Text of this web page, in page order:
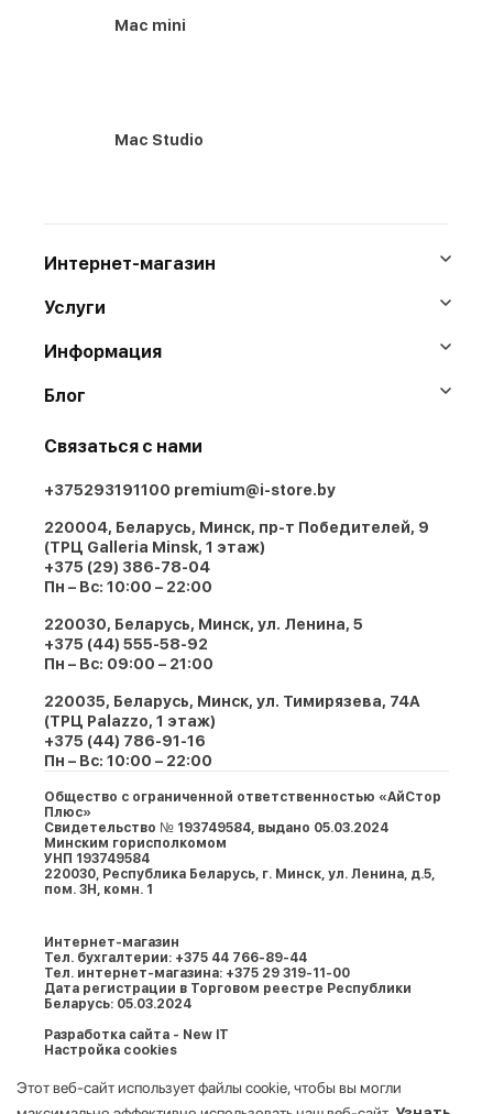
Mac mini
Mac Studio
Интернет-магазин
Услуги
Информация
Блог
Связаться с нами
+375293191100 premium@i-store.by
220004, Беларусь, Минск, пр-т Победителей, 9
(ТРЦ Galleria Minsk, 1 этаж)
+375 (29) 386-78-04
Пн – Вс: 10:00 – 22:00
220030, Беларусь, Минск, ул. Ленина, 5
+375 (44) 555-58-92
Пн – Вс: 09:00 – 21:00
220035, Беларусь, Минск, ул. Тимирязева, 74A
(ТРЦ Palazzo, 1 этаж)
+375 (44) 786-91-16
Пн – Вс: 10:00 – 22:00
Общество с ограниченной ответственностью «АйСтор
Плюс»
Свидетельство № 193749584, выдано 05.03.2024
Минским горисполкомом
УНП 193749584
220030, Республика Беларусь, г. Минcк, ул. Ленина, д.5,
пом. 3Н, комн. 1
Интернет-магазин
Тел. бухгалтерии: +375 44 766-89-44
Тел. интернет-магазина: +375 29 319-11-00
Дата регистрации в Торговом реестре Республики
Беларусь: 05.03.2024
Разработка сайта - New IT
Настройка cookies
Этот веб-сайт использует файлы cookie, чтобы вы могли